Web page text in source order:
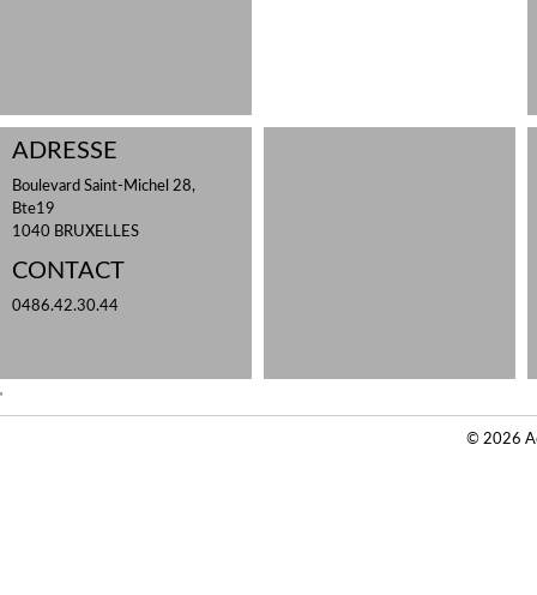
ADRESSE
Boulevard Saint-Michel 28,
Bte19
1040 BRUXELLES
CONTACT
0486.42.30.44
'
© 2026